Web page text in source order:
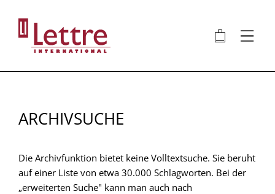
Inhalt
🛍 ⋮
ARCHIVSUCHE
Die Archivfunktion bietet keine Volltextsuche. Sie beruht
auf einer Liste von etwa 30.000 Schlagworten. Bei der
„erweiterten Suche" kann man auch nach